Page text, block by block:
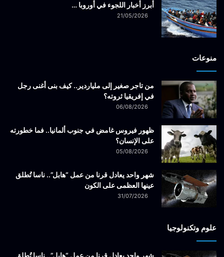
أبرز أخبار اللجوء في أوروبا …
21/05/2026
منوعات
من تاجر صغير إلى ملياردير.. كيف بنى أغنى رجل
في إفريقيا ثروته؟
06/08/2026
ظهور فيروس غامض في جنوب ألمانيا.. فما خطورته
على الإنسان؟
05/08/2026
شهر واحد يعادل قرنا من عمل “هابل”.. ناسا تُطلق
عينها العظمى على الكون
31/07/2026
علوم وتكنولوجيا